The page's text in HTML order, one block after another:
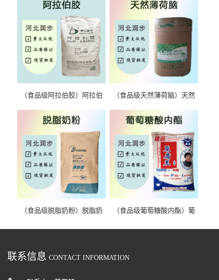
（食品级阿拉伯胶）阿拉伯
（食品级天然薄荷脑）天然
（食品级脱脂奶粉）脱脂奶
（食品级葡萄糖酸内酯）葡
联系信息 CONTACT INFORMATION